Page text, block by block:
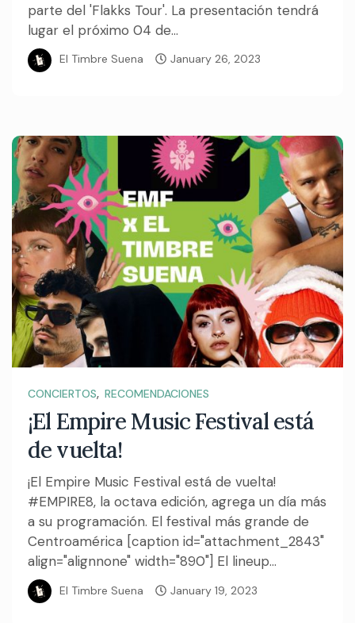
parte del 'Flakks Tour'. La presentación tendrá
lugar el próximo 04 de...
El Timbre Suena January 26, 2023
CONCIERTOS, RECOMENDACIONES
¡El Empire Music Festival está
de vuelta!
¡El Empire Music Festival está de vuelta!
#EMPIRE8, la octava edición, agrega un día más
a su programación. El festival más grande de
Centroamérica [caption id="attachment_2843"
align="alignnone" width="890"] El lineup...
El Timbre Suena January 19, 2023